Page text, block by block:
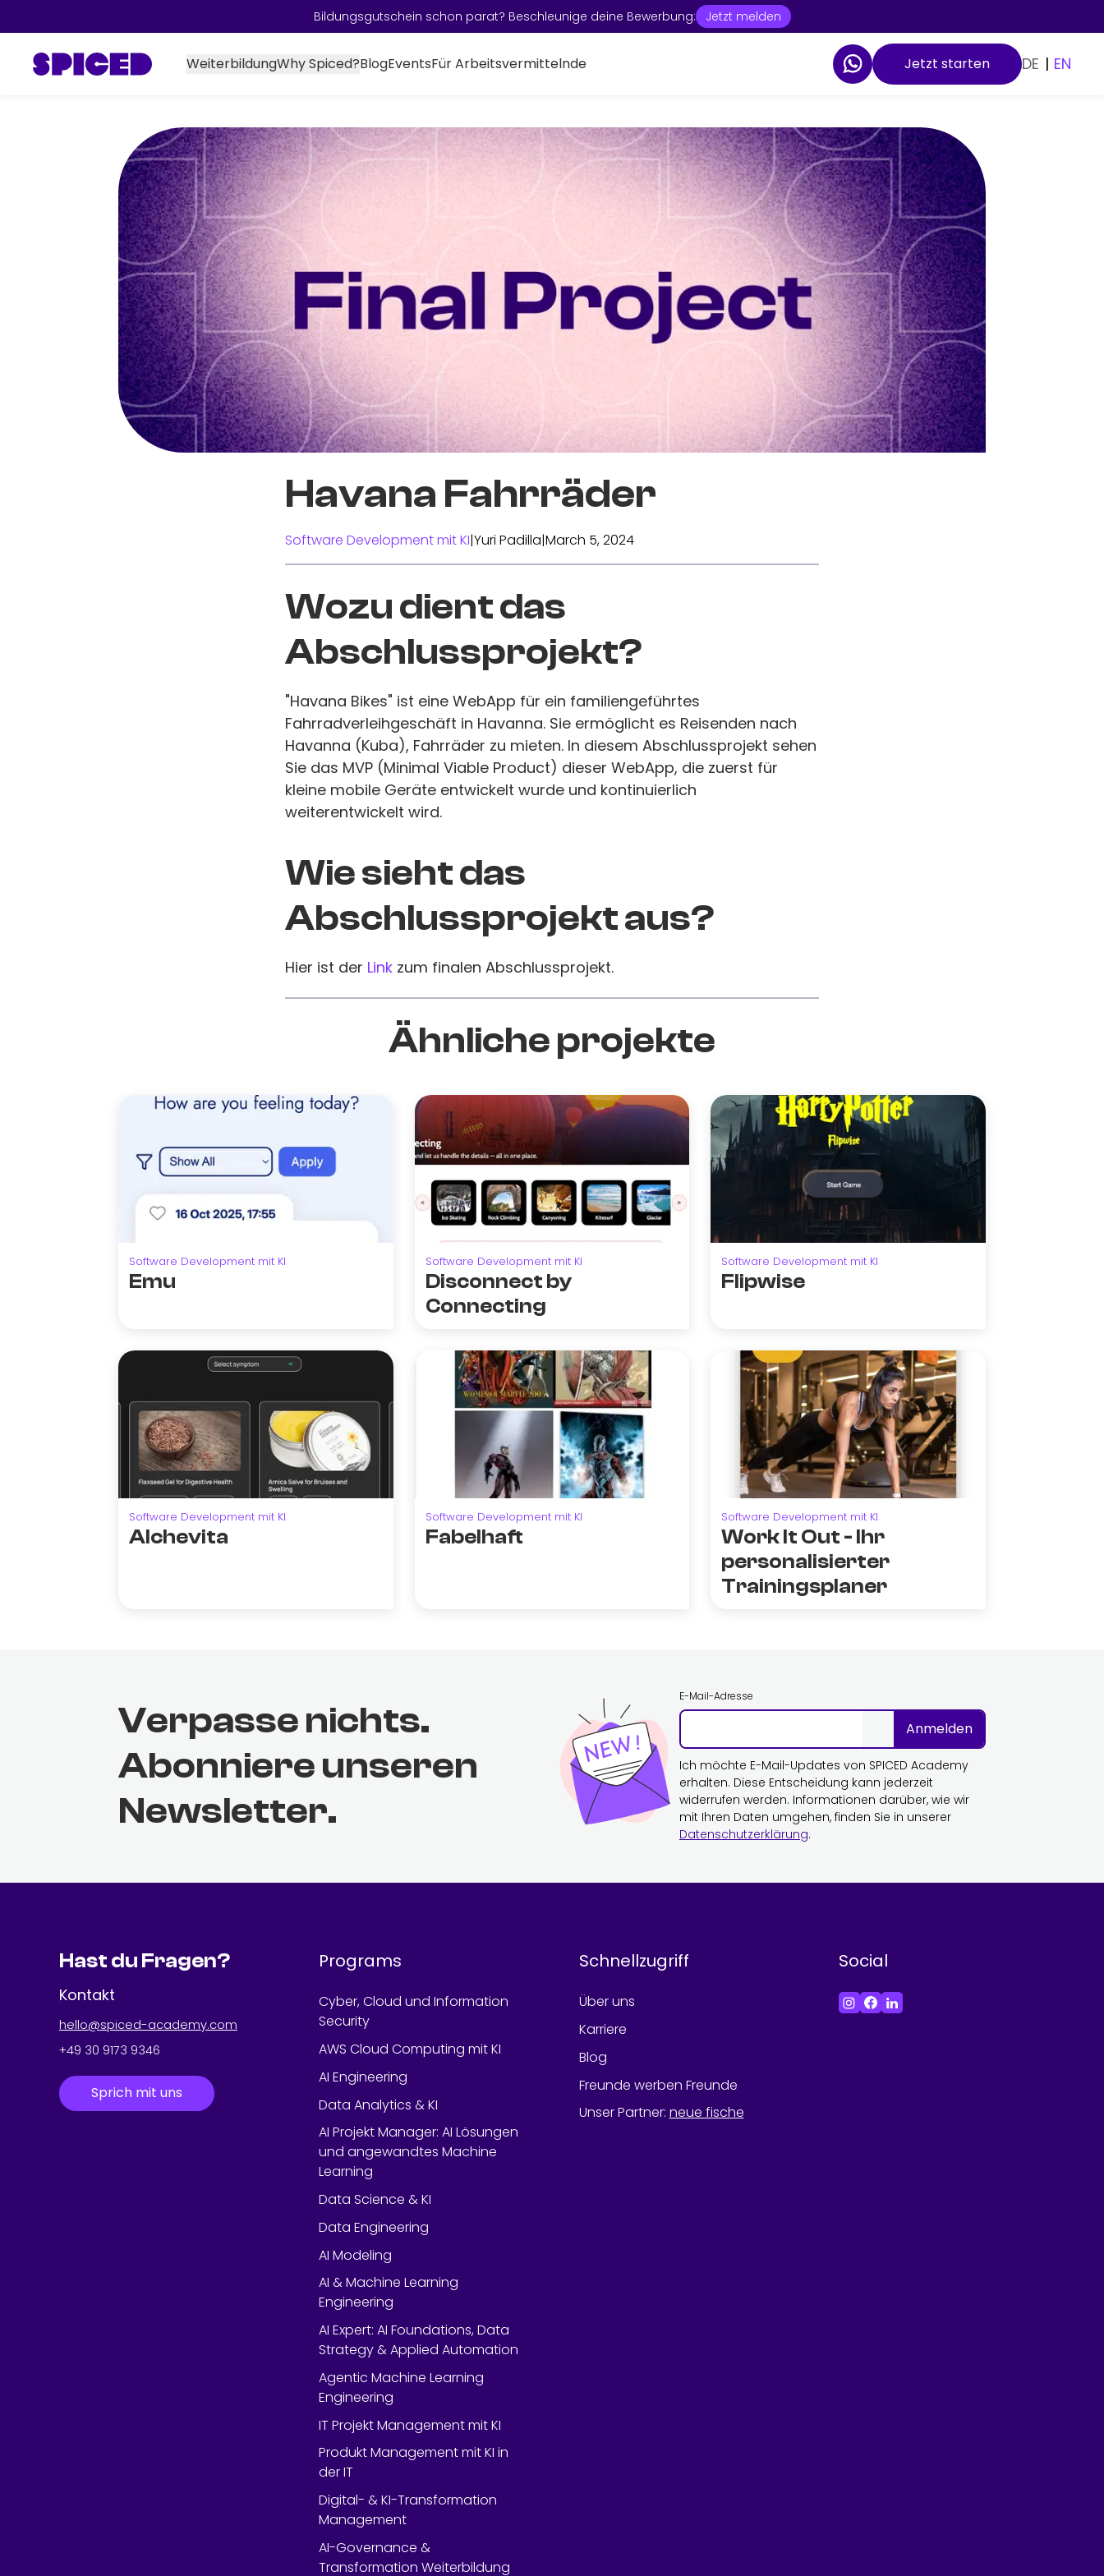
Bildungsgutschein schon parat? Beschleunige deine Bewerbung: Jetzt melden
WeiterbildungWhy Spiced?BlogEventsFür Arbeitsvermittelnde Jetzt starten DE | EN
Havana Fahrräder
Software Development mit KI|Yuri Padilla|March 5, 2024
Wozu dient das
Abschlussprojekt?
"Havana Bikes" ist eine WebApp für ein familiengeführtes
Fahrradverleihgeschäft in Havanna. Sie ermöglicht es Reisenden nach
Havanna (Kuba), Fahrräder zu mieten. In diesem Abschlussprojekt sehen
Sie das MVP (Minimal Viable Product) dieser WebApp, die zuerst für
kleine mobile Geräte entwickelt wurde und kontinuierlich
weiterentwickelt wird.
Wie sieht das
Abschlussprojekt aus?
Hier ist der Link zum finalen Abschlussprojekt.
Ähnliche projekte
Software Development mit KI
Emu
Software Development mit KI
Disconnect by
Connecting
Software Development mit KI
Flipwise
Software Development mit KI
Alchevita
Software Development mit KI
Fabelhaft
Software Development mit KI
Work It Out - Ihr
personalisierter
Trainingsplaner
Verpasse nichts.
Abonniere unseren
Newsletter.
E-Mail-Adresse
Anmelden
Ich möchte E-Mail-Updates von SPICED Academy
erhalten. Diese Entscheidung kann jederzeit
widerrufen werden. Informationen darüber, wie wir
mit Ihren Daten umgehen, finden Sie in unserer
Datenschutzerklärung.
Hast du Fragen?
Kontakt
hello@spiced-academy.com
+49 30 9173 9346
Sprich mit uns
Programs
Cyber, Cloud und Information
Security
AWS Cloud Computing mit KI
AI Engineering
Data Analytics & KI
AI Projekt Manager: AI Lösungen
und angewandtes Machine
Learning
Data Science & KI
Data Engineering
AI Modeling
AI & Machine Learning
Engineering
AI Expert: AI Foundations, Data
Strategy & Applied Automation
Agentic Machine Learning
Engineering
IT Projekt Management mit KI
Produkt Management mit KI in
der IT
Digital- & KI-Transformation
Management
AI-Governance &
Transformation Weiterbildung
Schnellzugriff
Über uns
Karriere
Blog
Freunde werben Freunde
Unser Partner: neue fische
Social